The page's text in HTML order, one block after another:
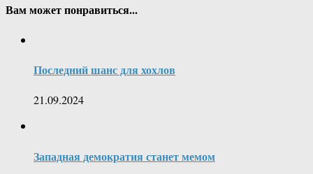
Вам может понравиться...
Последний шанс для хохлов
21.09.2024
Западная демократия станет мемом